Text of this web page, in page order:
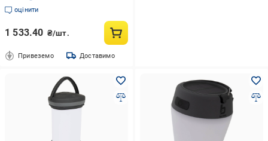
Black/Anthracite (5818895)
оцінити
1 533.40 ₴/шт.
Привеземо Доставимо